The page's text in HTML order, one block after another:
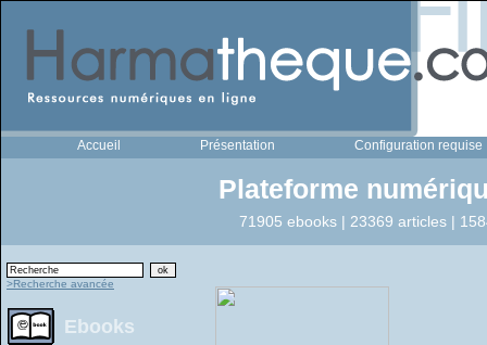
Accueil Présentation Configuration requise
Plateforme
71905 ebooks | 23369 articles |
>Recherche avancée
Ebooks